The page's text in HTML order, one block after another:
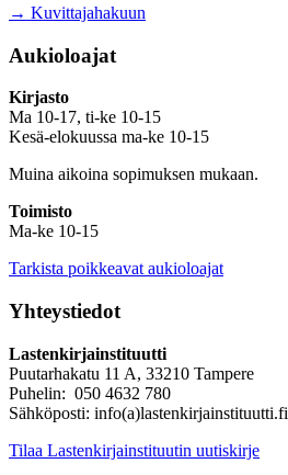
→ Kuvittajahakuun
Aukioloajat
Kirjasto
Ma 10-17, ti-ke 10-15
Kesä-elokuussa ma-ke 10-15
Muina aikoina sopimuksen mukaan.
Toimisto
Ma-ke 10-15
Tarkista poikkeavat aukioloajat
Yhteystiedot
Lastenkirjainstituutti
Puutarhakatu 11 A, 33210 Tampere
Puhelin: 050 4632 780
Sähköposti: info(a)lastenkirjainstituutti.fi
Tilaa Lastenkirjainstituutin uutiskirje